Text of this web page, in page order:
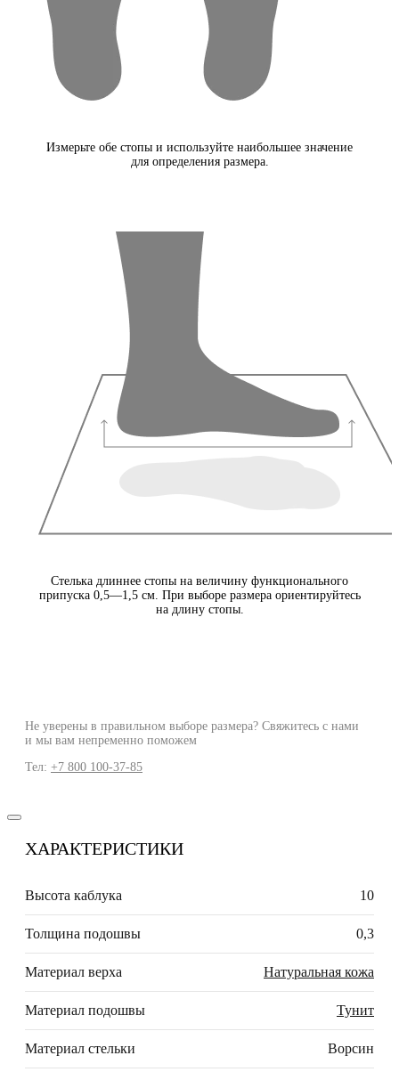
Измерьте обе стопы и используйте наибольшее значение
для определения размера.
Стелька длиннее стопы на величину функционального
припуска 0,5—1,5 см. При выборе размера ориентируйтесь
на длину стопы.
Не уверены в правильном выборе размера? Свяжитесь с нами
и мы вам непременно поможем
Тел: +7 800 100-37-85
ХАРАКТЕРИСТИКИ
Высота каблука 10
Толщина подошвы 0,3
Материал верха Натуральная кожа
Материал подошвы Тунит
Материал стельки Ворсин